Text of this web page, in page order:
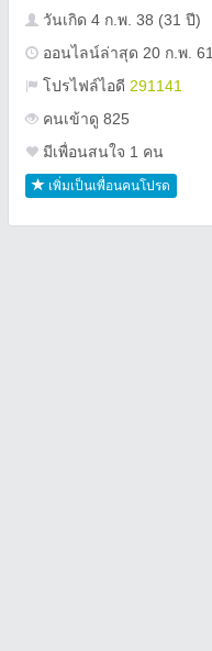
วันเกิด 4 ก.พ. 38 (31 ปี)
ออนไลน์ล่าสุด 20 ก.พ. 61
โปรไฟล์ไอดี 291141
คนเข้าดู 825
มีเพื่อนสนใจ 1 คน
เพิ่มเป็นเพื่อนคนโปรด